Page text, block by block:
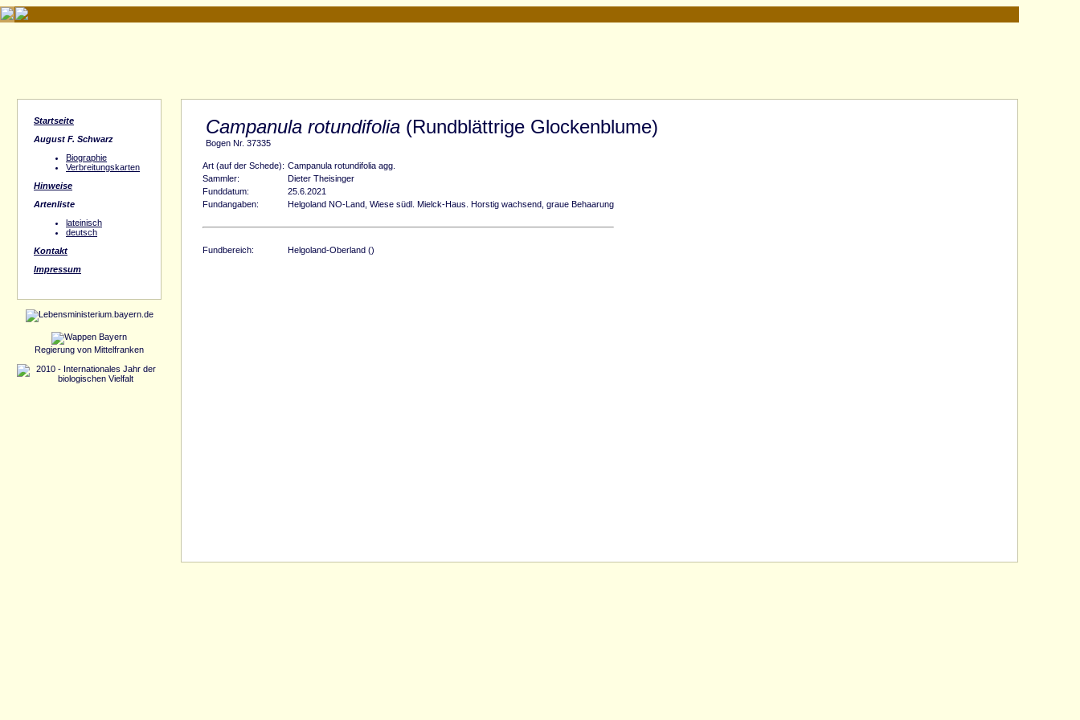
Startseite
August F. Schwarz
Biographie
Verbreitungskarten
Hinweise
Artenliste
lateinisch
deutsch
Kontakt
Impressum
Regierung von Mittelfranken
Campanula rotundifolia (Rundblättrige Glockenblume)
Bogen Nr. 37335
Art (auf der Schede): Campanula rotundifolia agg.
Sammler:
Dieter Theisinger
Funddatum:
25.6.2021
Fundangaben:
Helgoland NO-Land, Wiese südl. Mielck-Haus. Horstig wachsend, graue Behaarung
Fundbereich: Helgoland-Oberland ()